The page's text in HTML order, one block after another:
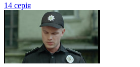
14 серія